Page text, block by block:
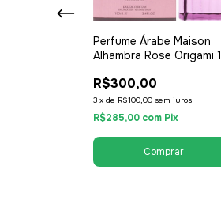
Perfume Árabe Maison
Alhambra Rose Origami
Compartilhável
R$300,00
3 x de R$100,00 sem juros
R$285,00 com Pix